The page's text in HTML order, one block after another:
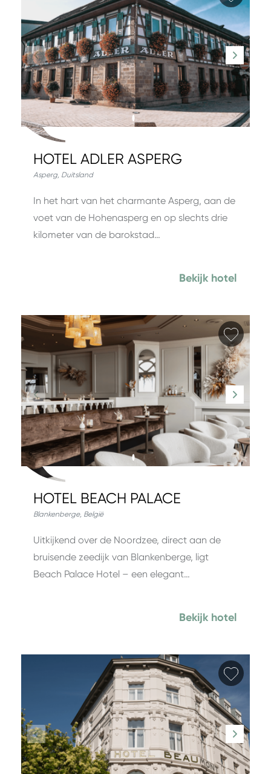
HOTEL ADLER ASPERG
Asperg, Duitsland
In het hart van het charmante Asperg, aan de
voet van de Hohenasperg en op slechts drie
kilometer van de barokstad…
Bekijk hotel
HOTEL BEACH PALACE
Blankenberge, België
Uitkijkend over de Noordzee, direct aan de
bruisende zeedijk van Blankenberge, ligt
Beach Palace Hotel – een elegant…
Bekijk hotel